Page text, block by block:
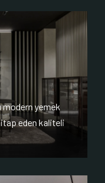
modern yemek
eden kaliteli